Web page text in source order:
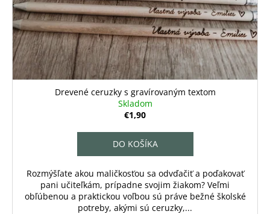
v
o
d
u
k
t
Drevené ceruzky s gravírovaným textom
Skladom
€1,90
DO KOŠÍKA
Rozmýšľate akou maličkosťou sa odvďačiť a poďakovať
pani učiteľkám, prípadne svojim žiakom? Veľmi
obľúbenou a praktickou voľbou sú práve bežné školské
potreby, akými sú ceruzky,...
a
m
e